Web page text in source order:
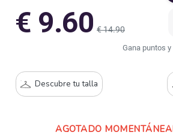
€ 9.60 € 14.90
Gana puntos y
Descubre tu talla
AGOTADO